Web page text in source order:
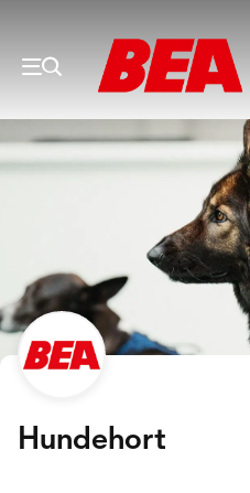
Hundehort